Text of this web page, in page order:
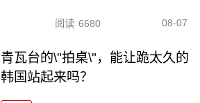
阅读 6680 08-07
青瓦台的\"拍桌\"，能让跪太久的
韩国站起来吗？